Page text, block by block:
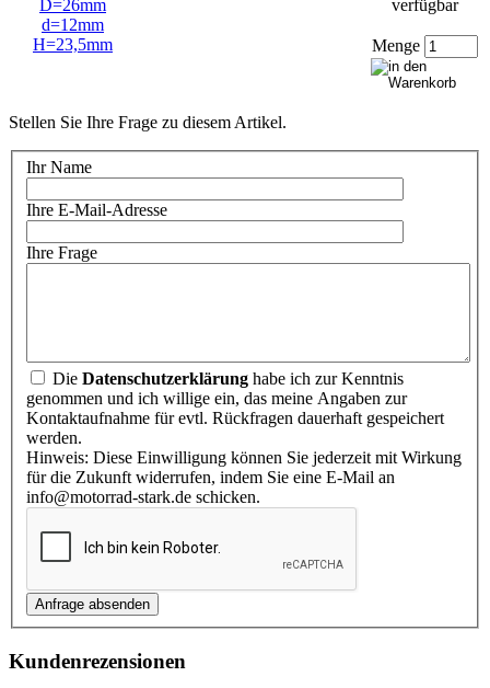
Menge
Stellen Sie Ihre Frage zu diesem Artikel.
Ihr Name
Ihre E-Mail-Adresse
Ihre Frage
Die Datenschutzerklärung habe ich zur Kenntnis
genommen und ich willige ein, das meine Angaben zur
Kontaktaufnahme für evtl. Rückfragen dauerhaft gespeichert
werden.
Hinweis: Diese Einwilligung können Sie jederzeit mit Wirkung
für die Zukunft widerrufen, indem Sie eine E-Mail an
info@motorrad-stark.de schicken.
Kundenrezensionen